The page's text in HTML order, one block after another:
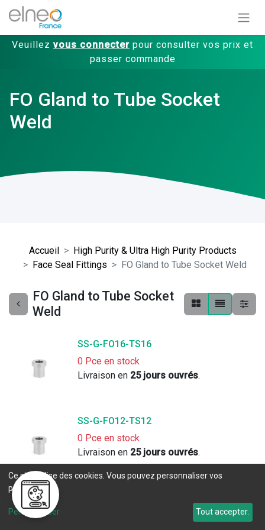
Veuillez vous connecter pour consulter vos prix et
passer commande
FO Gland to Tube Socket
Weld
Accueil
High Purity & Ultra High Purity Products
Face Seal Fittings
FO Gland to Tube Socket Weld
FO Gland to Tube Socket
Weld
SS-G-FO16-TS16
0 Pce en stock
Livraison en 25 jours ouvrés.
SS-G-FO12-TS12
0 Pce en stock
Livraison en 25 jours ouvrés.
Ce site utilise des cookies. Vous pouvez personnaliser vos
préférences.
Personnaliser Tout accepter.